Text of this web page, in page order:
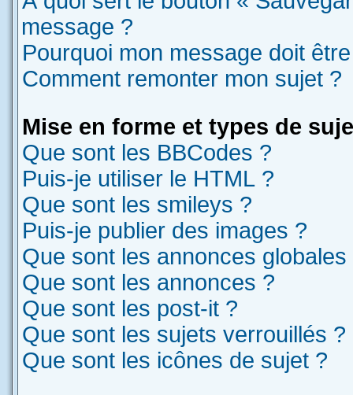
message ?
Pourquoi mon message doit
Comment remonter mon sujet ?
Mise en forme et types de
Que sont les BBCodes ?
Puis-je utiliser le HTML ?
Que sont les smileys ?
Puis-je publier des images ?
Que sont les annonces globales
Que sont les annonces ?
Que sont les post-it ?
Que sont les sujets verrouillés ?
Que sont les icônes de sujet ?